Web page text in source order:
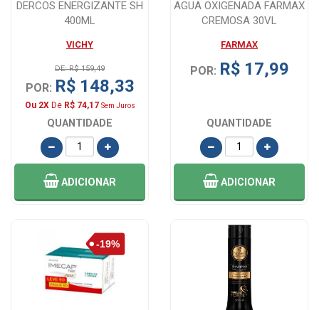
DERCOS ENERGIZANTE SH
400ML
VICHY
DE: R$ 159,49
POR: R$ 148,33
Ou 2XDe R$ 74,17 Sem Juros
QUANTIDADE
ADICIONAR
AGUA OXIGENADA FARMAX
CREMOSA 30VL
FARMAX
POR: R$ 17,99
QUANTIDADE
ADICIONAR